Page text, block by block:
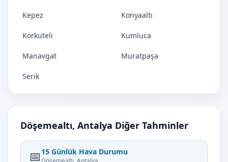
Kepez Konyaaltı
Korkuteli Kumluca
Manavgat Muratpaşa
Serik
Döşemealtı, Antalya Diğer Tahminler
📅 15 Günlük Hava Durumu